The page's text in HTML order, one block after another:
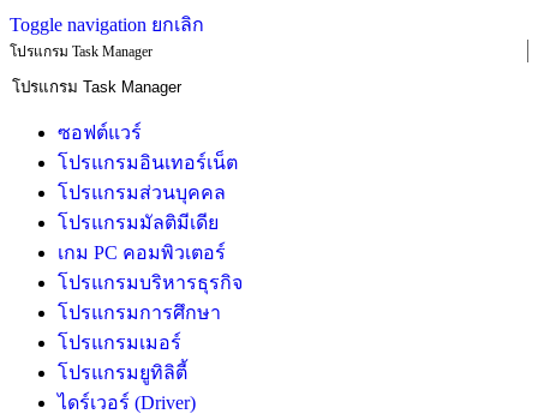
Toggle navigation ยกเลิก
โปรแกรม Task Manager
ซอฟต์แวร์
โปรแกรมอินเทอร์เน็ต
โปรแกรมส่วนบุคคล
โปรแกรมมัลติมีเดีย
เกม PC คอมพิวเตอร์
โปรแกรมบริหารธุรกิจ
โปรแกรมการศึกษา
โปรแกรมเมอร์
โปรแกรมยูทิลิตี้
ไดร์เวอร์ (Driver)